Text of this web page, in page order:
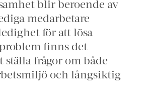
blir beroende av
medarbetare
för att lösa
finns det
frågor om både
och långsiktig